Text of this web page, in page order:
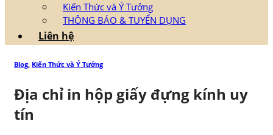
Kiến Thức và Ý Tưởng
THÔNG BÁO & TUYỂN DỤNG
Liên hệ
Blog, Kiến Thức và Ý Tưởng
Địa chỉ in hộp giấy đựng kính uy
tín